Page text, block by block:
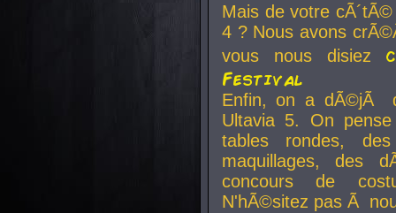
Mais de votre
4 ? Nous avons
vous nous disiez
Festival
Enfin, on a dÃ©jÃ
Ultavia 5. On
tables rondes,
maquillages, des
concours de
N'hÃ©sitez pas Ã